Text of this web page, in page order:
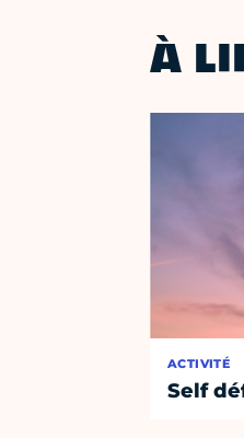
À
ACTIVITÉ
Self